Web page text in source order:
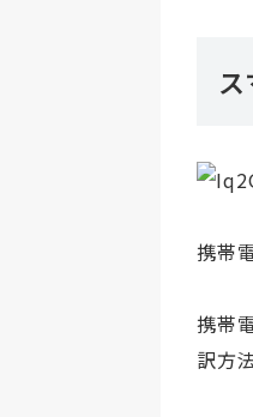
携帯
携帯
訳方